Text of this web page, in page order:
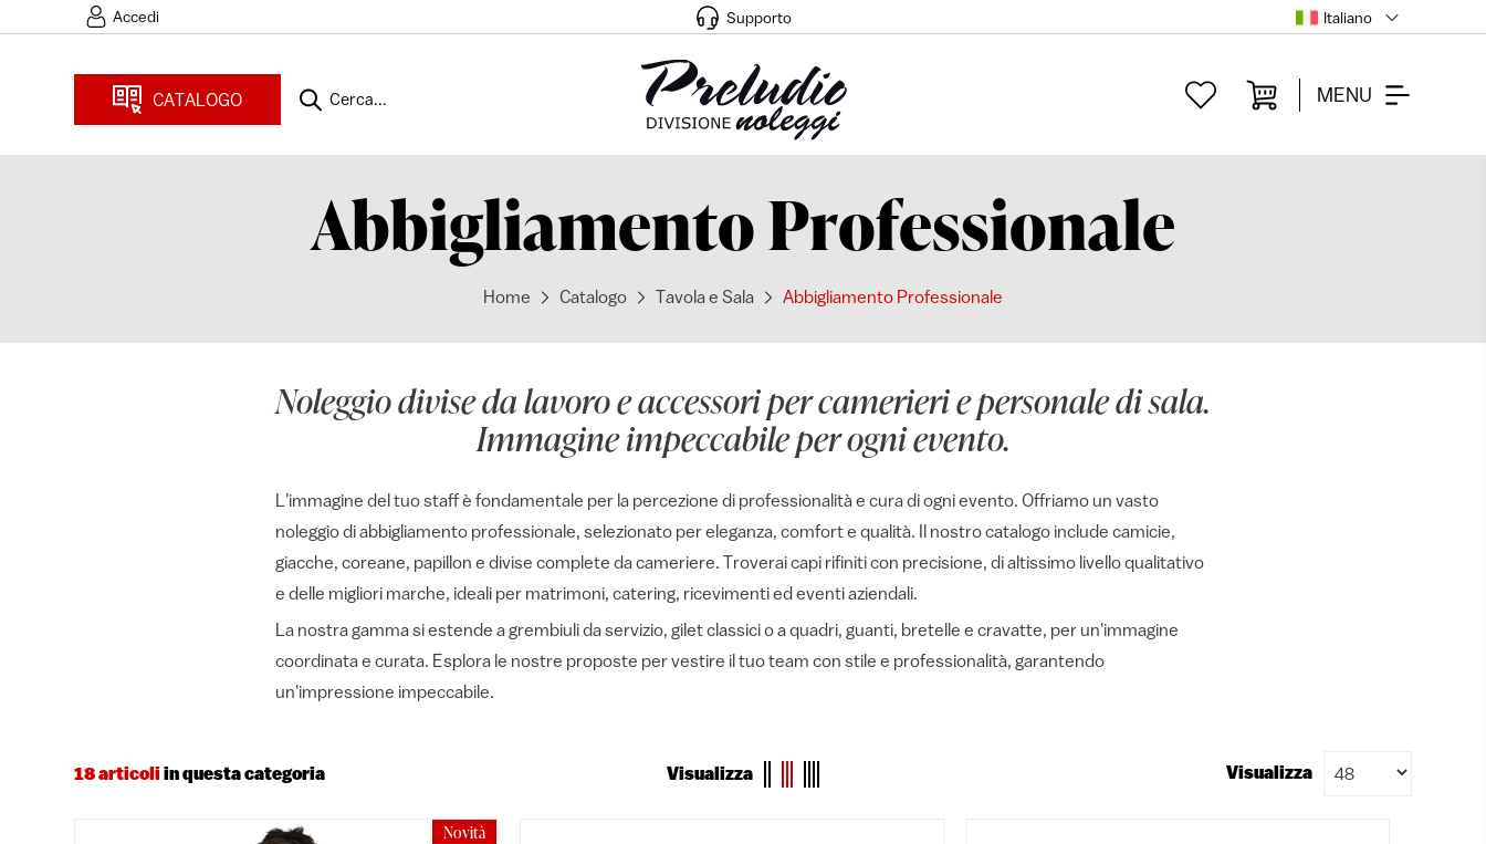
Accedi Supporto Italiano
CATALOGO Cerca... MENU
Abbigliamento Professionale
Home Catalogo Tavola e Sala Abbigliamento Professionale
Noleggio divise da lavoro e accessori per camerieri e personale di sala.
Immagine impeccabile per ogni evento.
L'immagine del tuo staff è fondamentale per la percezione di professionalità e cura di ogni evento. Offriamo un vasto
noleggio di abbigliamento professionale, selezionato per eleganza, comfort e qualità. Il nostro catalogo include camicie,
giacche, coreane, papillon e divise complete da cameriere. Troverai capi rifiniti con precisione, di altissimo livello qualitativo
e delle migliori marche, ideali per matrimoni, catering, ricevimenti ed eventi aziendali.
La nostra gamma si estende a grembiuli da servizio, gilet classici o a quadri, guanti, bretelle e cravatte, per un'immagine
coordinata e curata. Esplora le nostre proposte per vestire il tuo team con stile e professionalità, garantendo
un'impressione impeccabile.
18 articoliin questa categoria Visualizza Visualizza
Novità